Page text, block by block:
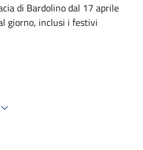
di Bardolino dal 17 aprile
giorno, inclusi i festivi